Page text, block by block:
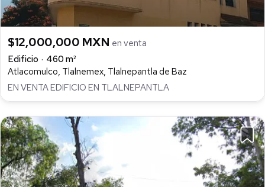
$12,000,000 MXN en venta
Edificio
460 m²
Atlacomulco, Tlalnemex, Tlalnepantla de Baz
EN VENTA EDIFICIO EN TLALNEPANTLA